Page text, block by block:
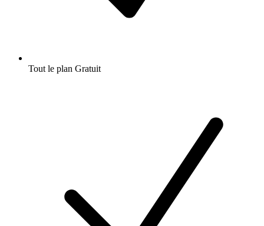
Tout le plan Gratuit